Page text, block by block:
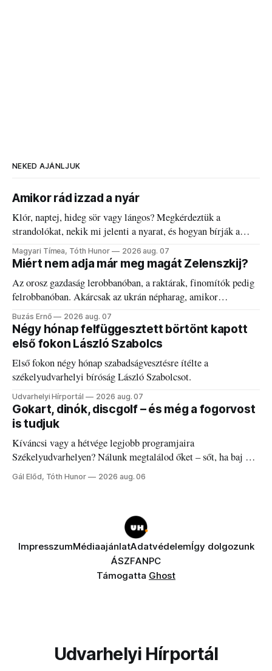
NEKED AJÁNLJUK
Amikor rád izzad a nyár
Klór, naptej, hideg sör vagy lángos? Megkérdeztük a
strandolókat, nekik mi jelenti a nyarat, és hogyan bírják a
kánikulát.
Magyari Tímea, Tóth Hunor 2026 aug. 07
Miért nem adja már meg magát Zelenszkij?
Az orosz gazdaság lerobbanóban, a raktárak, finomítók pedig
felrobbanóban. Akárcsak az ukrán népharag, amikor
elégedetlen vezetőivel.
Buzás Ernő 2026 aug. 07
Négy hónap felfüggesztett börtönt kapott
első fokon László Szabolcs
Első fokon négy hónap szabadságvesztésre ítélte a
székelyudvarhelyi bíróság László Szabolcsot.
Udvarhelyi Hírportál 2026 aug. 07
Gokart, dinók, discgolf – és még a fogorvost
is tudjuk
Kíváncsi vagy a hétvége legjobb programjaira
Székelyudvarhelyen? Nálunk megtalálod őket – sőt, ha baj van
a fogaddal, a fogorvosi ügyeletet is!
Gál Előd, Tóth Hunor 2026 aug. 06
ImpresszumMédiaajánlatAdatvédelemÍgy dolgozunk
ÁSZFANPC
Támogatta Ghost
Udvarhelyi Hírportál